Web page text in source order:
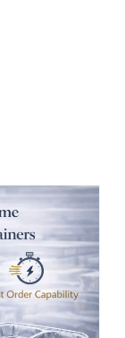
к
под
с этим.